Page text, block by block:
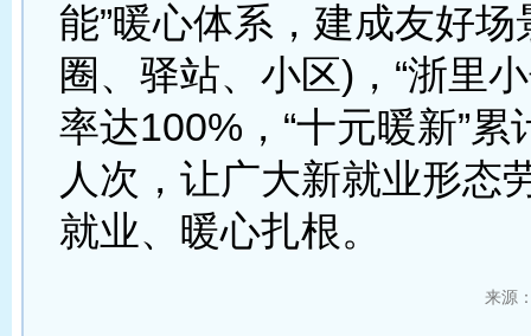
能”暖心体系，建成友好场
圈、驿站、小区)，“浙里
率达100%，“十元暖新”累
人次，让广大新就业形态
就业、暖心扎根。
来源